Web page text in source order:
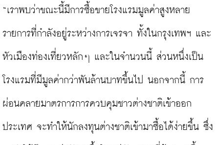
“เราพบว่าขณะนี้มีการซื้อขายโรงแรมมูลค่าสูงหลาย
รายการที่กำลังอยู่ระหว่างการเจรจา ทั้งในกรุงเทพฯ และ
หัวเมืองท่องเที่ยวหลักๆ และในจำนวนนี้ ส่วนหนึ่งเป็น
โรงแรมที่มีมูลค่ากว่าพันล้านบาทขึ้นไป นอกจากนี้ การ
ผ่อนคลายมาตรการการควบคุมชาวต่างชาติเข้าออก
ประเทศ จะทำให้นักลงทุนต่างชาติเข้ามาซื้อได้ง่ายขึ้น ซึ่ง